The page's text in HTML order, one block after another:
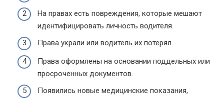
На правах есть повреждения, которые мешают
идентифицировать личность водителя.
Права украли или водитель их потерял.
Права оформлены на основании поддельных или
просроченных документов.
Появились новые медицинские показания,